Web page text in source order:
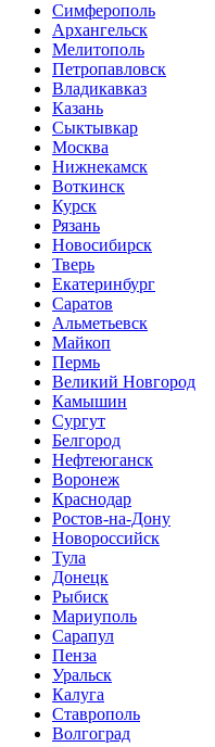
Симферополь
Архангельск
Мелитополь
Петропавловск
Владикавказ
Казань
Сыктывкар
Москва
Нижнекамск
Воткинск
Курск
Рязань
Новосибирск
Тверь
Екатеринбург
Саратов
Альметьевск
Майкоп
Пермь
Великий Новгород
Камышин
Сургут
Белгород
Нефтеюганск
Воронеж
Краснодар
Ростов-на-Дону
Новороссийск
Тула
Донецк
Рыбиск
Мариуполь
Сарапул
Пенза
Уральск
Калуга
Ставрополь
Волгоград